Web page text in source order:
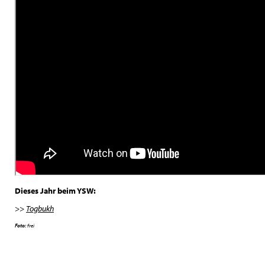
Dieses Jahr beim YSW:
>> Togbukh
Foto:frei